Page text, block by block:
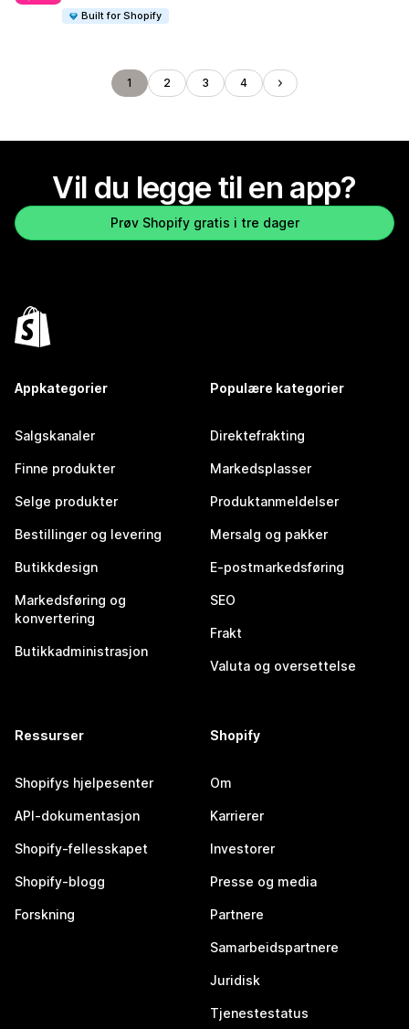
Built for Shopify
1 2 3 4
Vil du legge til en app?
Prøv Shopify gratis i tre dager
Appkategorier
Salgskanaler
Finne produkter
Selge produkter
Bestillinger og levering
Butikkdesign
Markedsføring og
konvertering
Butikkadministrasjon
Populære kategorier
Direktefrakting
Markedsplasser
Produktanmeldelser
Mersalg og pakker
E-postmarkedsføring
SEO
Frakt
Valuta og oversettelse
Ressurser
Shopifys hjelpesenter
API-dokumentasjon
Shopify-fellesskapet
Shopify-blogg
Forskning
Shopify
Om
Karrierer
Investorer
Presse og media
Partnere
Samarbeidspartnere
Juridisk
Tjenestestatus